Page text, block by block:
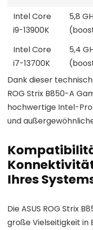
Intel Core
i9-13900K
5,8
Intel Core
i7-13700K
5,4
Dank dieser
ROG Strix B850-A
hochwertige Intel-
und
Ihres
Die ASUS ROG Strix
große Vielseitigkeit in